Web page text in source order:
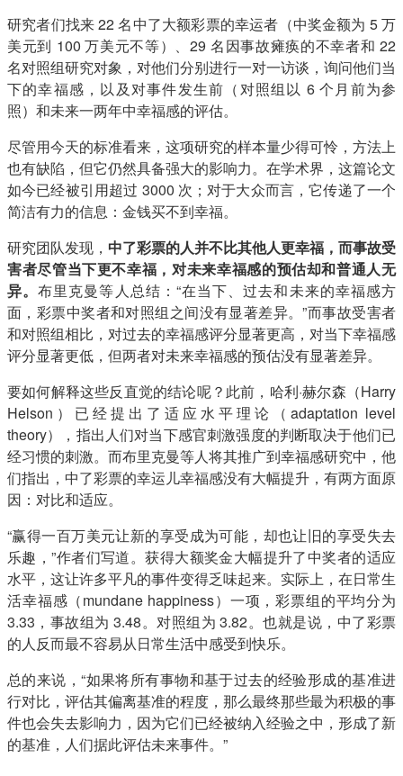
研究者们找来 22 名中了大额彩票的幸运者（中奖金额为 5 万
美元到 100 万美元不等）、29 名因事故瘫痪的不幸者和 22
名对照组研究对象，对他们分别进行一对一访谈，询问他们当
下的幸福感，以及对事件发生前（对照组以 6 个月前为参
照）和未来一两年中幸福感的评估。
尽管用今天的标准看来，这项研究的样本量少得可怜，方法上
也有缺陷，但它仍然具备强大的影响力。在学术界，这篇论文
如今已经被引用超过 3000 次；对于大众而言，它传递了一个
简洁有力的信息：金钱买不到幸福。
研究团队发现， 中了彩票的人并不比其他人更幸福，而事故受
害者尽管当下更不幸福，对未来幸福感的预估却和普通人无
异。布里克曼等人总结：“在当下、过去和未来的幸福感方
面，彩票中奖者和对照组之间没有显著差异。”而事故受害者
和对照组相比，对过去的幸福感评分显著更高，对当下幸福感
评分显著更低，但两者对未来幸福感的预估没有显著差异。
要如何解释这些反直觉的结论呢？此前，哈利·赫尔森（Harry
Helson）已经提出了适应水平理论（adaptation level
theory），指出人们对当下感官刺激强度的判断取决于他们已
经习惯的刺激。而布里克曼等人将其推广到幸福感研究中，他
们指出，中了彩票的幸运儿幸福感没有大幅提升，有两方面原
因：对比和适应。
“赢得一百万美元让新的享受成为可能，却也让旧的享受失去
乐趣，”作者们写道。获得大额奖金大幅提升了中奖者的适应
水平，这让许多平凡的事件变得乏味起来。实际上，在日常生
活幸福感（mundane happiness）一项，彩票组的平均分为
3.33，事故组为 3.48。对照组为 3.82。也就是说，中了彩票
的人反而最不容易从日常生活中感受到快乐。
总的来说，“如果将所有事物和基于过去的经验形成的基准进
行对比，评估其偏离基准的程度，那么最终那些最为积极的事
件也会失去影响力，因为它们已经被纳入经验之中，形成了新
的基准，人们据此评估未来事件。”